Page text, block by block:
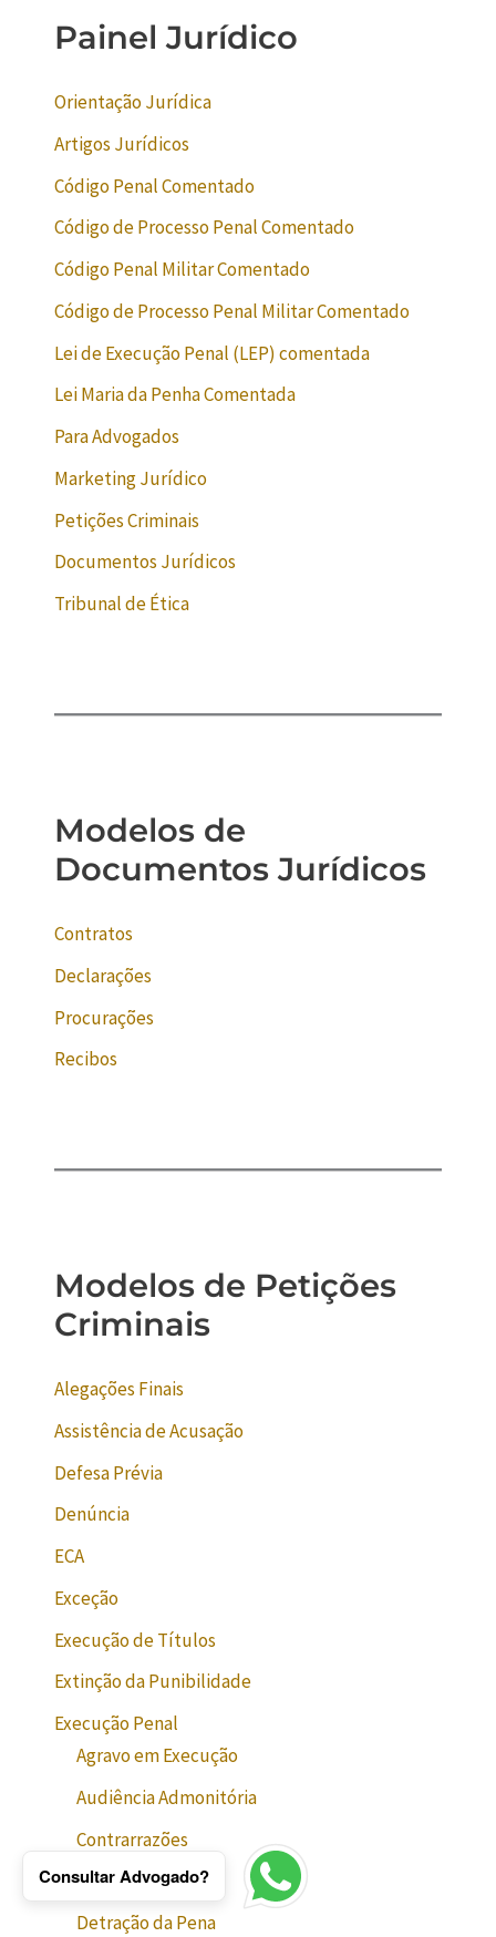
Painel Jurídico
Orientação Jurídica
Artigos Jurídicos
Código Penal Comentado
Código de Processo Penal Comentado
Código Penal Militar Comentado
Código de Processo Penal Militar Comentado
Lei de Execução Penal (LEP) comentada
Lei Maria da Penha Comentada
Para Advogados
Marketing Jurídico
Petições Criminais
Documentos Jurídicos
Tribunal de Ética
Modelos de
Documentos Jurídicos
Contratos
Declarações
Procurações
Recibos
Modelos de Petições
Criminais
Alegações Finais
Assistência de Acusação
Defesa Prévia
Denúncia
ECA
Exceção
Execução de Títulos
Extinção da Punibilidade
Execução Penal
Agravo em Execução
Audiência Admonitória
Contrarrazões
Dano Moral
Detração da Pena
Consultar Advogado?